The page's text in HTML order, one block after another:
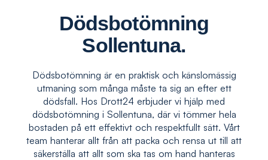
Dödsbotömning
Sollentuna.
Dödsbotömning är en praktisk och känslomässig
utmaning som många måste ta sig an efter ett
dödsfall. Hos Drott24 erbjuder vi hjälp med
dödsbotömning i Sollentuna, där vi tömmer hela
bostaden på ett effektivt och respektfullt sätt. Vårt
team hanterar allt från att packa och rensa ut till att
säkerställa att allt som ska tas om hand hanteras